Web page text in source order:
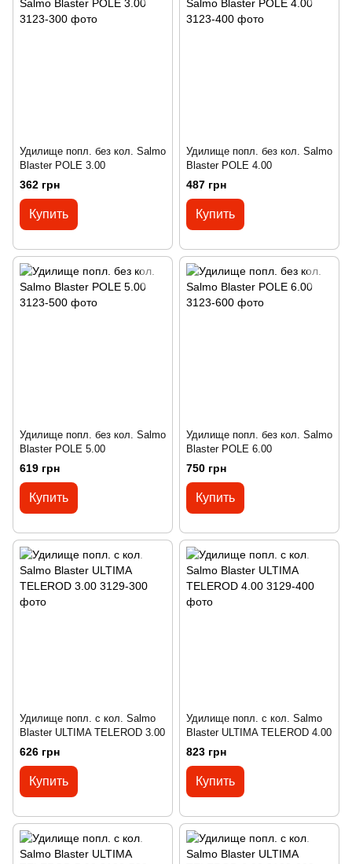
Удилище попл. без кол. Salmo
Blaster POLE 3.00
362 грн
Купить
Удилище попл. без кол. Salmo
Blaster POLE 4.00
487 грн
Купить
Удилище попл. без кол. Salmo
Blaster POLE 5.00
619 грн
Купить
Удилище попл. без кол. Salmo
Blaster POLE 6.00
750 грн
Купить
Удилище попл. с кол. Salmo
Blaster ULTIMA TELEROD 3.00
626 грн
Купить
Удилище попл. с кол. Salmo
Blaster ULTIMA TELEROD 4.00
823 грн
Купить